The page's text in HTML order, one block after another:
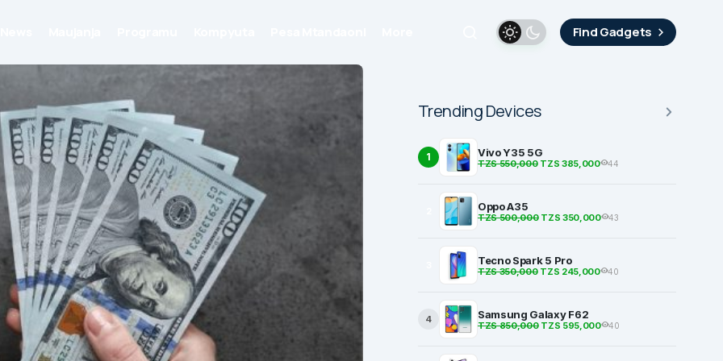
Find Gadgets
Trending Devices
1 Vivo Y35 5G
TZS 550,000TZS 385,000 44
Oppo A35
TZS 500,000TZS 350,000 43
Tecno Spark 5 Pro
TZS 350,000TZS 245,000 40
4 Samsung Galaxy F62
TZS 850,000TZS 595,000 40